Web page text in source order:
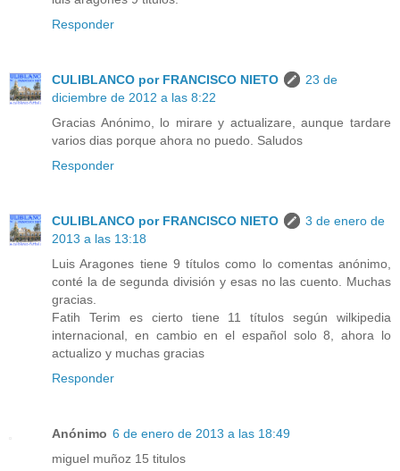
Responder
CULIBLANCO por FRANCISCO NIETO
23 de
diciembre de 2012 a las 8:22
Gracias Anónimo, lo mirare y actualizare, aunque tardare
varios dias porque ahora no puedo. Saludos
Responder
CULIBLANCO por FRANCISCO NIETO
3 de enero de
2013 a las 13:18
Luis Aragones tiene 9 títulos como lo comentas anónimo,
conté la de segunda división y esas no las cuento. Muchas
gracias.
Fatih Terim es cierto tiene 11 títulos según wilkipedia
internacional, en cambio en el español solo 8, ahora lo
actualizo y muchas gracias
Responder
Anónimo 6 de enero de 2013 a las 18:49
miguel muñoz 15 titulos